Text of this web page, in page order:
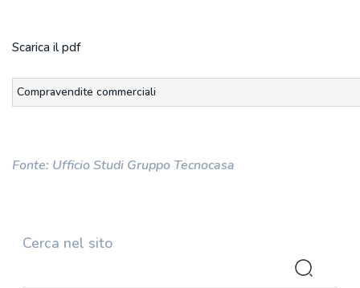
Scarica il pdf
Compravendite commerciali
Fonte: Ufficio Studi Gruppo Tecnocasa
Cerca nel sito